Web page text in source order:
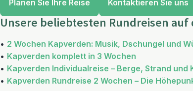
Planen Sie Ihre Reise Kontaktieren Sie uns
Unsere beliebtesten Rundreisen auf
• 2 Wochen Kapverden: Musik, Dschungel und
• Kapverden komplett in 3 Wochen
• Kapverden Individualreise – Berge, Strand und
• Kapverden Rundreise 2 Wochen – Die